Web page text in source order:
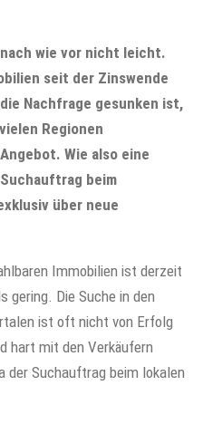
wie vor nicht leicht.
seit der Zinswende
Nachfrage gesunken ist,
Regionen
Wie also eine
beim
über neue
Immobilien ist derzeit
gering. Die Suche in den
ist oft nicht von Erfolg
hart mit den Verkäufern
der Suchauftrag beim lokalen